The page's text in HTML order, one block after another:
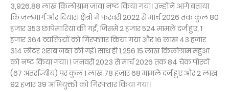
3,926.88 लाख किलोग्राम जावा नष्ट किया गया। उन्होंने आगे बताया
कि जलमार्ग और दियारा क्षेत्रों में फरवरी 2022 से मार्च 2026 तक कुल 80
हजार 353 छापेमारियां की गईं, जिसमें 2 हजार 524 मामले दर्ज हुए, 1
हजार 364 व्यक्तियों को गिरफ्तार किया गया और 16 लाख 43 हजार
314 लीटर शराब जब्त की गई। साथ ही 1,256.15 लाख किलोग्राम महुआ
को नष्ट किया गया। 1 जनवरी 2023 से मार्च 2026 तक 84 चेक पोस्टों
(67 अंतर्राज्यीय) पर कुल 1 लाख 78 हजार 68 मामले दर्ज हुए और 2 लाख
92 हजार 39 अभियुक्तों को गिरफ्तार किया गया।